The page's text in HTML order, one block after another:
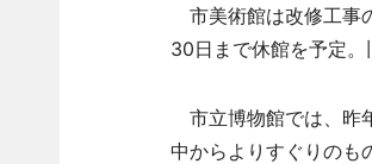
市美術館は改修工事
30日まで休館を予定。
市立博物館では、昨
中からよりすぐりのも